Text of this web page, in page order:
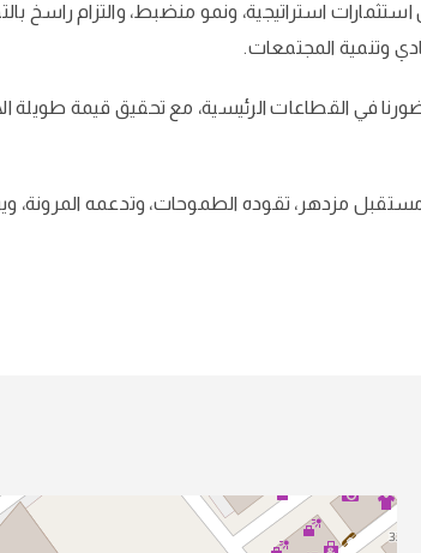
استراتيجية، ونمو منضبط، والتزام راسخ
وتنمية المجتمعات.
في القطاعات الرئيسية، مع تحقيق قيمة طويلة
مزدهر، تقوده الطموحات، وتدعمه المرونة،